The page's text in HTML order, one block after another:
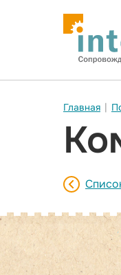
Главная |